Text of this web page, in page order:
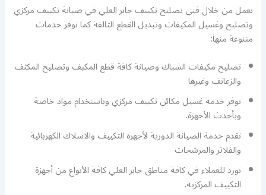
نعمل من خلال فني تصليح تكييف جابر العلي في صيانة تكييف مركزي
وتصليح وغسيل المكيفات وتبديل القطع التالفة كما نوفر خدمات
متنوعة منها:
تصليح مكيفات الشباك وصيانة كافة قطع المكيف وتصليح المكثف
والزعانف وغيرها
نوفر خدمة غسيل مكائن تكييف مركزي وباستخدام مواد خاصة
وبأحدث الأجهزة.
نقدم خدمة الصيانة الدورية لأجهزة التكييف والاسلاك الكهربائية
والفلاتر والمرشحات
نورد للعملاء في كافة مناطق جابر العلي كافة الأنواع من أجهزة
التكييف المركزية.